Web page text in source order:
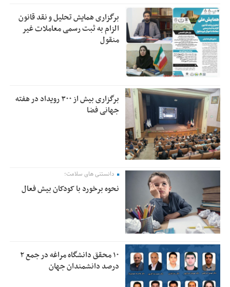
برگزاری همایش تحلیل و نقد قانون
الزام به ثبت رسمی معاملات غیر
منقول
برگزاری بیش از ۳۰۰ رویداد در هفته
جهانی فضا
دانستنی های سلامت؛
نحوه برخورد با کودکان بیش فعال
۱۰ محقق دانشگاه مراغه در جمع ۲
درصد دانشمندان جهان